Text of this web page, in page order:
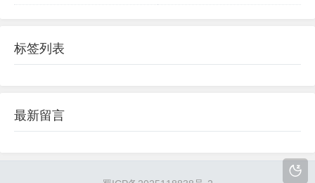
饰（小个子显高穿搭、通勤套装）、儿童绘本等。这些
数据分析选品
筛选近7 天销量增长快、价格在19.9 - 99 元之间（价格
速，佣金率达30%，且价格为29.9 元，就可考虑将其作
：在抖音热点搜索查找100个同行对标
账号，确认其粉丝用户人群与自己预期的消费群体相
标签列表
最新留言